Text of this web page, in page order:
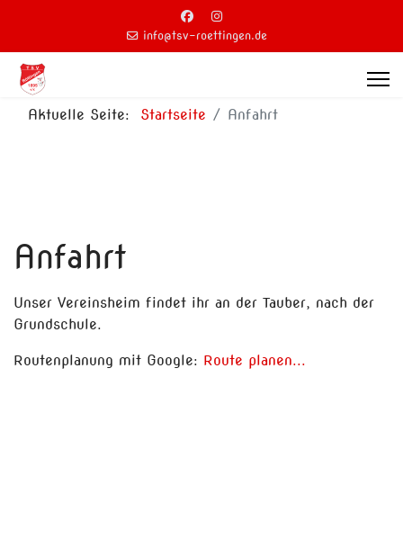
info@tsv-roettingen.de
Aktuelle Seite: Startseite Anfahrt
Anfahrt
Unser Vereinsheim findet ihr an der Tauber, nach der
Grundschule.
Routenplanung mit Google: Route planen...